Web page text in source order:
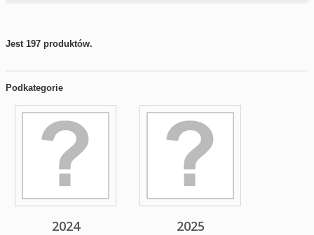
Jest 197 produktów.
Podkategorie
2024 2025